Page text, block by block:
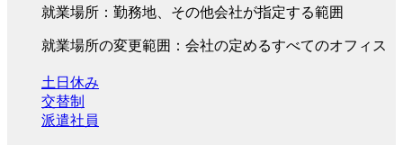
就業場所：勤務地、その他会社が指定する範囲
就業場所の変更範囲：会社の定めるすべてのオフィス
土日休み
交替制
派遣社員